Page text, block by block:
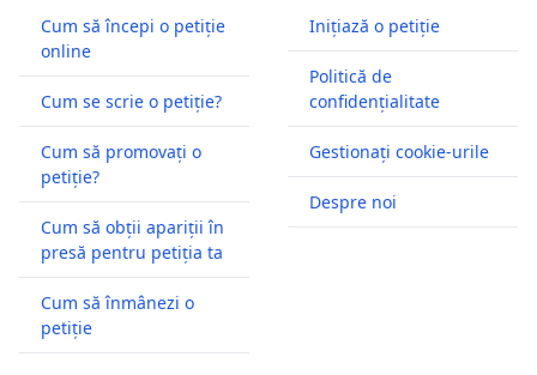
Cum să începi o petiție
online
Cum se scrie o petiție?
Cum să promovați o
petiție?
Cum să obții apariții în
presă pentru petiția ta
Cum să înmânezi o
petiție
Inițiază o petiție
Politică de
confidențialitate
Gestionați cookie-urile
Despre noi